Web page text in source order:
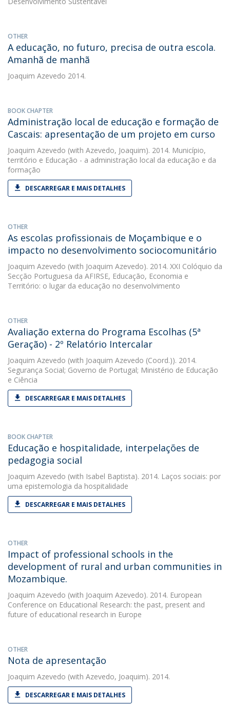
OTHER
A educação, no futuro, precisa de outra escola.
Amanhã de manhã
Joaquim Azevedo 2014.
BOOK CHAPTER
Administração local de educação e formação de
Cascais: apresentação de um projeto em curso
Joaquim Azevedo (with Azevedo, Joaquim). 2014. Município,
território e Educação - a administração local da educação e da
formação
DESCARREGAR E MAIS DETALHES
OTHER
As escolas profissionais de Moçambique e o
impacto no desenvolvimento sociocomunitário
Joaquim Azevedo (with Joaquim Azevedo). 2014. XXI Colóquio da
Secção Portuguesa da AFIRSE, Educação, Economia e
Território: o lugar da educação no desenvolvimento
OTHER
Avaliação externa do Programa Escolhas (5ª
Geração) - 2º Relatório Intercalar
Joaquim Azevedo (with Joaquim Azevedo (Coord.)). 2014.
Segurança Social; Governo de Portugal; Ministério de Educação
e Ciência
DESCARREGAR E MAIS DETALHES
BOOK CHAPTER
Educação e hospitalidade, interpelações de
pedagogia social
Joaquim Azevedo (with Isabel Baptista). 2014. Laços sociais: por
uma epistemologia da hospitalidade
DESCARREGAR E MAIS DETALHES
OTHER
Impact of professional schools in the
development of rural and urban communities in
Mozambique.
Joaquim Azevedo (with Joaquim Azevedo). 2014. European
Conference on Educational Research: the past, present and
future of educational research in Europe
OTHER
Nota de apresentação
Joaquim Azevedo (with Azevedo, Joaquim). 2014.
DESCARREGAR E MAIS DETALHES